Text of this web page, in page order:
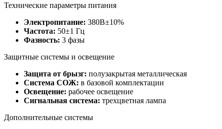
Технические параметры питания
Электропитание: 380В±10%
Частота: 50±1 Гц
Фазность: 3 фазы
Защитные системы и освещение
Защита от брызг: полузакрытая металлическая
Система СОЖ: в базовой комплектации
Освещение: рабочее освещение
Сигнальная система: трехцветная лампа
Дополнительные системы